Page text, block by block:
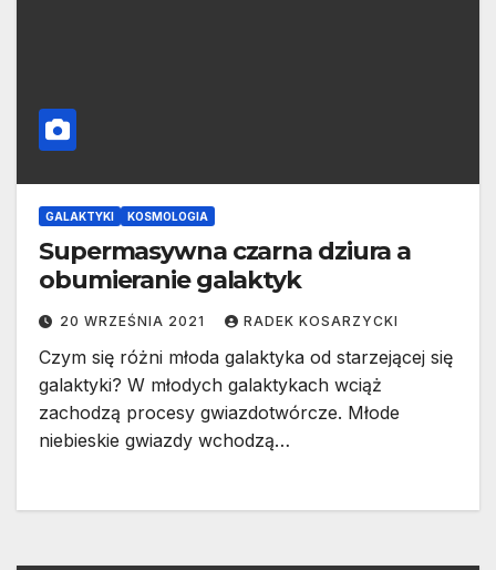
GALAKTYKI KOSMOLOGIA
Supermasywna czarna dziura a
obumieranie galaktyk
20 WRZEŚNIA 2021 RADEK KOSARZYCKI
Czym się różni młoda galaktyka od starzejącej się
galaktyki? W młodych galaktykach wciąż
zachodzą procesy gwiazdotwórcze. Młode
niebieskie gwiazdy wchodzą…